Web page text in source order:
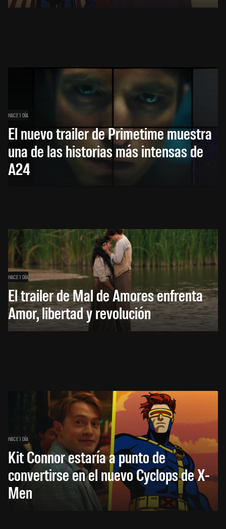
HACE 1 DÍA
El nuevo trailer de Primetime muestra
una de las historias más intensas de
A24
HACE 1 DÍA
El trailer de Mal de Amores enfrenta
Amor, libertad y revolución
HACE 1 DÍA
Kit Connor estaría a punto de
convertirse en el nuevo Cyclops de X-
Men